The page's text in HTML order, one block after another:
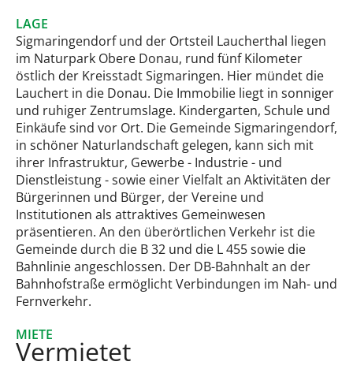
LAGE
Sigmaringendorf und der Ortsteil Laucherthal liegen
im Naturpark Obere Donau, rund fünf Kilometer
östlich der Kreisstadt Sigmaringen. Hier mündet die
Lauchert in die Donau. Die Immobilie liegt in sonniger
und ruhiger Zentrumslage. Kindergarten, Schule und
Einkäufe sind vor Ort. Die Gemeinde Sigmaringendorf,
in schöner Naturlandschaft gelegen, kann sich mit
ihrer Infrastruktur, Gewerbe - Industrie - und
Dienstleistung - sowie einer Vielfalt an Aktivitäten der
Bürgerinnen und Bürger, der Vereine und
Institutionen als attraktives Gemeinwesen
präsentieren. An den überörtlichen Verkehr ist die
Gemeinde durch die B 32 und die L 455 sowie die
Bahnlinie angeschlossen. Der DB-Bahnhalt an der
Bahnhofstraße ermöglicht Verbindungen im Nah- und
Fernverkehr.
MIETE
Vermietet